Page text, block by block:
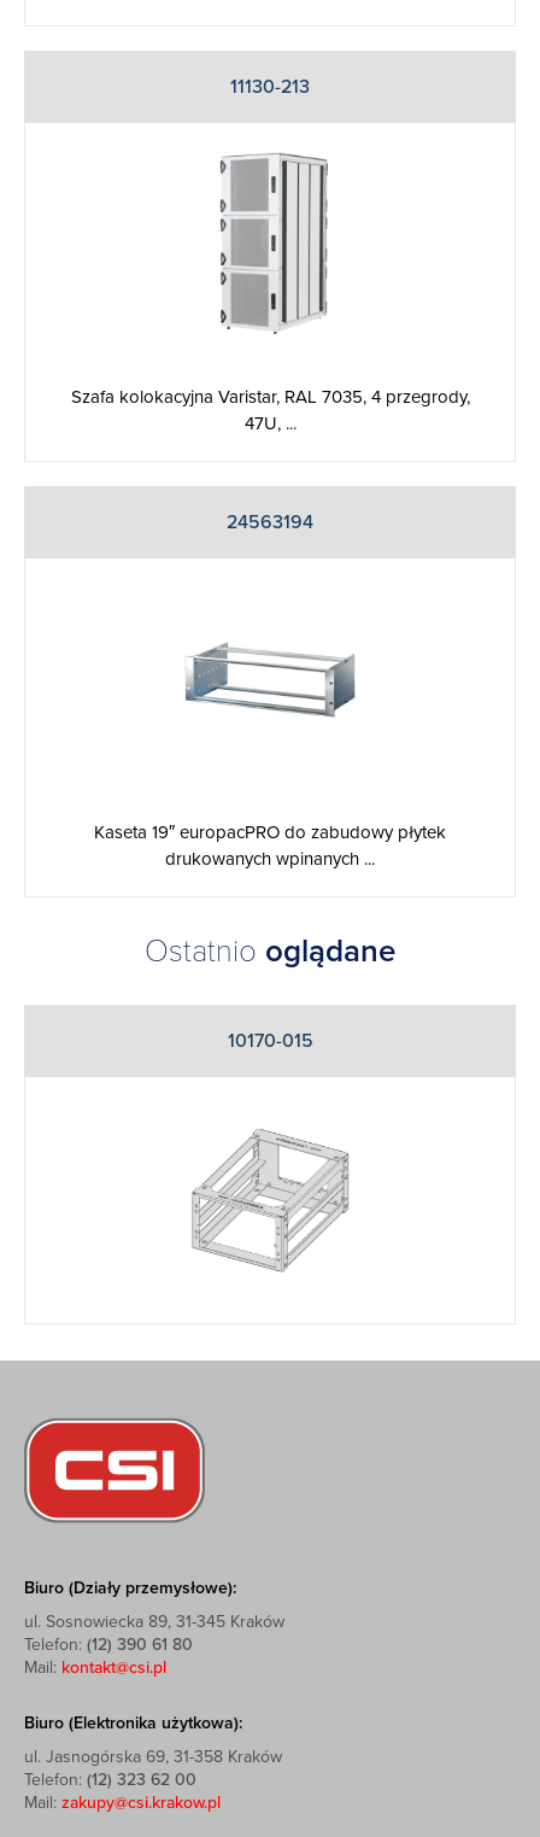
11130-213
Szafa kolokacyjna Varistar, RAL 7035, 4 przegrody,
47U, ...
24563194
Kaseta 19″ europacPRO do zabudowy płytek
drukowanych wpinanych ...
Ostatnio oglądane
10170-015
Biuro (Działy przemysłowe):
ul. Sosnowiecka 89, 31-345 Kraków
Telefon: (12) 390 61 80
Mail: kontakt@csi.pl
Biuro (Elektronika użytkowa):
ul. Jasnogórska 69, 31-358 Kraków
Telefon: (12) 323 62 00
Mail: zakupy@csi.krakow.pl